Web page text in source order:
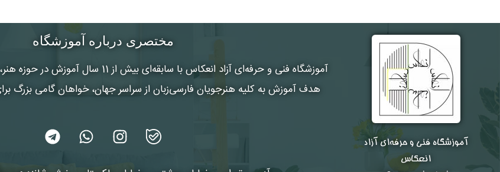
آموزشگاه فنی و حرفه‌ای آزاد
انعکاس
مختصری درباره آموزشگاه
آموزشگاه فنی و حرفه‌ای آزاد انعکاس
با سابقه‌ای بیش از 11 سال آموزش
هدف آموزش به کلیه هنرجویان فارسی‌زبان از سراسر جهان، خواهان گامی بزرگ